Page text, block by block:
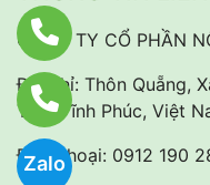
Zalo
CÔNG TY CỔ PHẦN
Địa chỉ: Thôn Quẵng,
Tỉnh Vĩnh Phúc, Việt
Điện thoại: 0912 190